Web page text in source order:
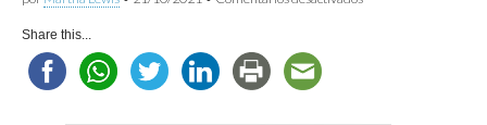
Share this...